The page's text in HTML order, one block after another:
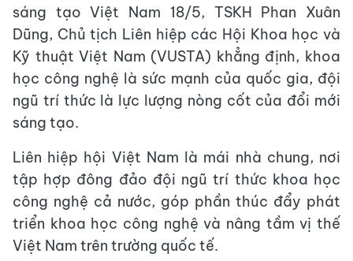
sáng tạo Việt Nam 18/5, TSKH Phan Xuân
Dũng, Chủ tịch Liên hiệp các Hội Khoa học và
Kỹ thuật Việt Nam (VUSTA) khẳng định, khoa
học công nghệ là sức mạnh của quốc gia, đội
ngũ trí thức là lực lượng nòng cốt của đổi mới
sáng tạo.
Liên hiệp hội Việt Nam là mái nhà chung, nơi
tập hợp đông đảo đội ngũ trí thức khoa học
công nghệ cả nước, góp phần thúc đẩy phát
triển khoa học công nghệ và nâng tầm vị thế
Việt Nam trên trường quốc tế.